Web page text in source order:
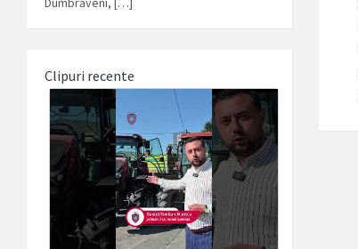
Clipuri recente